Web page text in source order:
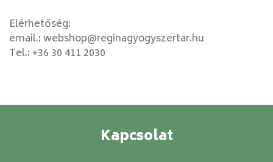
Elérhetőség:
email.:webshop@reginagyogyszertar.hu
Tel.: +36 30 411 2030
Kapcsolat